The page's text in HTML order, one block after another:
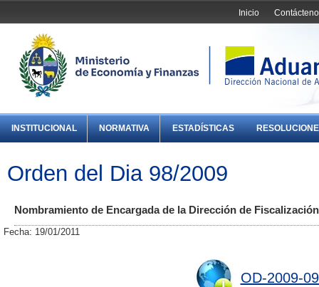
Inicio
INSTITUCIONAL NORMATIVA ESTADÍSTICAS
Orden del Dia 98/2009
Nombramiento de Encargada de la Dirección de Fiscalización
Fecha: 19/01/2011
OD-2009-